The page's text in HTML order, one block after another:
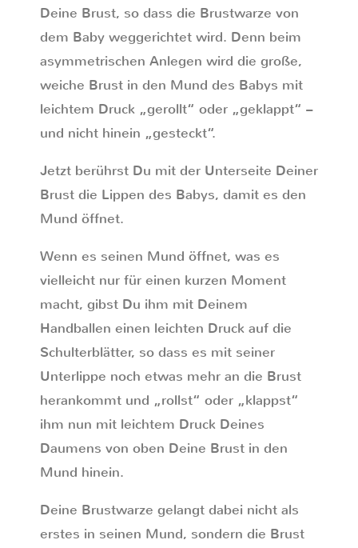
Deine Brust, so dass die Brustwarze von
dem Baby weggerichtet wird. Denn beim
asymmetrischen Anlegen wird die große,
weiche Brust in den Mund des Babys mit
leichtem Druck „gerollt“ oder „geklappt“ –
und nicht hinein „gesteckt“.
Jetzt berührst Du mit der Unterseite Deiner
Brust die Lippen des Babys, damit es den
Mund öffnet.
Wenn es seinen Mund öffnet, was es
vielleicht nur für einen kurzen Moment
macht, gibst Du ihm mit Deinem
Handballen einen leichten Druck auf die
Schulterblätter, so dass es mit seiner
Unterlippe noch etwas mehr an die Brust
herankommt und „rollst“ oder „klappst“
ihm nun mit leichtem Druck Deines
Daumens von oben Deine Brust in den
Mund hinein.
Deine Brustwarze gelangt dabei nicht als
erstes in seinen Mund, sondern die Brust